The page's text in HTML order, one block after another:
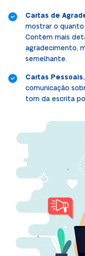
Cartas de
mostrar o
Contém mais
agradecimento,
semelhante.
Cartas Pessoais.
comunicação
tom da escrita